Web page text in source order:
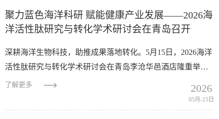
聚力蓝色海洋科研 赋能健康产业发展——2026海
洋活性肽研究与转化学术研讨会在青岛召开
深耕海洋生物科技，助推成果落地转化。5月15日，2026海洋
活性肽研究与转化学术研讨会在青岛李沧华邑酒店隆重举
行。本次盛会汇聚国内海洋生物、营养健康领域顶尖科研专
了解更多 2026
05月-15日